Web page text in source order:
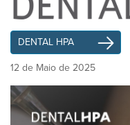
DENTAL HPA
12 de Maio de 2025